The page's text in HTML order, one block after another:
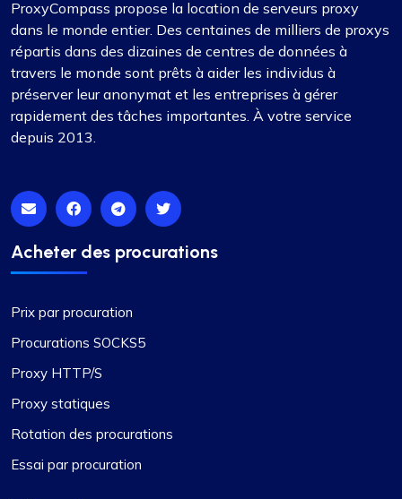
ProxyCompass propose la location de serveurs proxy
dans le monde entier. Des centaines de milliers de proxys
répartis dans des dizaines de centres de données à
travers le monde sont prêts à aider les individus à
préserver leur anonymat et les entreprises à gérer
rapidement des tâches importantes. À votre service
depuis 2013.
Acheter des procurations
Prix par procuration
Procurations SOCKS5
Proxy HTTP/S
Proxy statiques
Rotation des procurations
Essai par procuration